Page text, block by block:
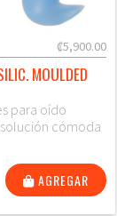
₡5,900.00
MOULDED
para oído
cómoda
AGREGAR